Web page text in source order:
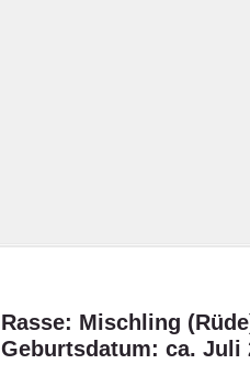
Rasse: Mischling
Geburtsdatum: ca. Juli